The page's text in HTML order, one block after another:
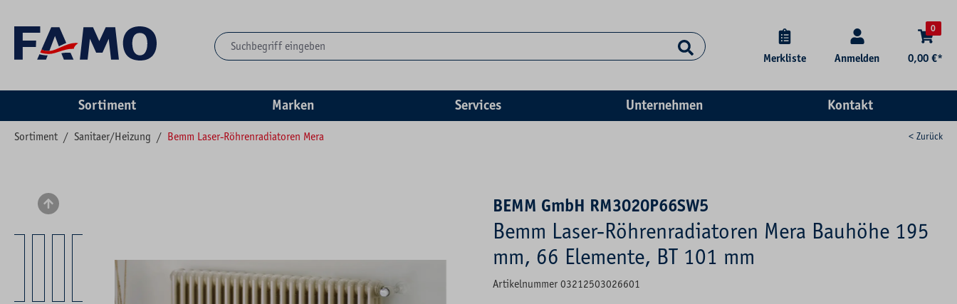
Merkliste Anmelden
0
0,00 €*
Sortiment Marken Services Unternehmen Kontakt
Sortiment / Sanitaer/Heizung / Bemm Laser-Röhrenradiatoren Mera < Zurück
Bildergalerie überspringen BEMM GmbH RM3020P66SW5
Bemm Laser-Röhrenradiatoren Mera Bauhöhe 195
mm, 66 Elemente, BT 101 mm
Artikelnummer 03212503026601